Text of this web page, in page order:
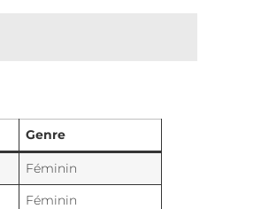
Genre
Féminin
Féminin